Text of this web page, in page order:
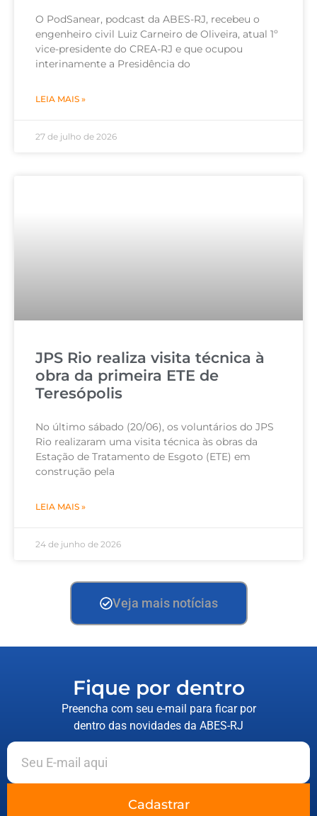
O PodSanear, podcast da ABES-RJ, recebeu o
engenheiro civil Luiz Carneiro de Oliveira, atual 1º
vice-presidente do CREA-RJ e que ocupou
interinamente a Presidência do
LEIA MAIS »
27 de julho de 2026
JPS Rio realiza visita técnica à
obra da primeira ETE de
Teresópolis
No último sábado (20/06), os voluntários do JPS
Rio realizaram uma visita técnica às obras da
Estação de Tratamento de Esgoto (ETE) em
construção pela
LEIA MAIS »
24 de junho de 2026
Veja mais notícias
Fique por dentro
Preencha com seu e-mail para ficar por
dentro das novidades da ABES-RJ
Cadastrar